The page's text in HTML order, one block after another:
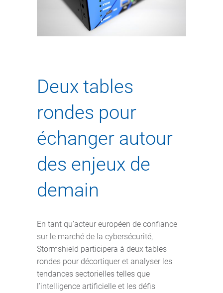
Deux tables
rondes pour
échanger autour
des enjeux de
demain
En tant qu’acteur européen de confiance
sur le marché de la cybersécurité,
Stormshield participera à deux tables
rondes pour décortiquer et analyser les
tendances sectorielles telles que
l’intelligence artificielle et les défis